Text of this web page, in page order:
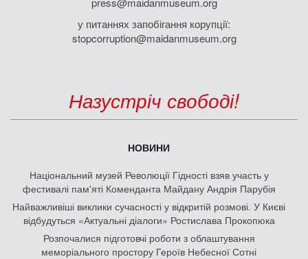
у питаннях запобігання корупції:
stopcorruption@maidanmuseum.org
Назустріч свободі!
НОВИНИ
Національний музей Революції Гідності взяв участь у
фестивалі пам'яті Коменданта Майдану Андрія Парубія
Найважливіші виклики сучасності у відкритій розмові. У Києві
відбудуться «Актуальні діалоги» Ростислава Прокопюка
Розпочалися підготовчі роботи з облаштування
меморіального простору Героїв Небесної Сотні